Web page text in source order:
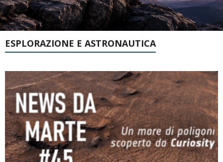
ESPLORAZIONE E ASTRONAUTICA